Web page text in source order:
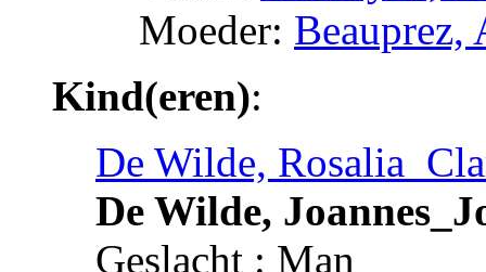
Moeder: Beauprez,
Kind(eren):
De Wilde,
De Wilde,
Geslacht : Man